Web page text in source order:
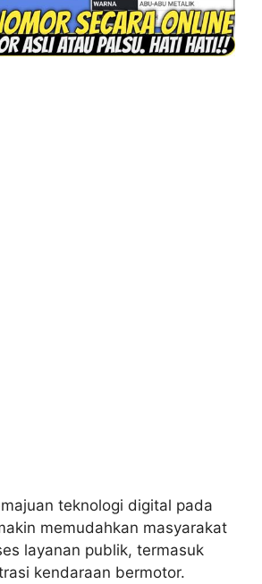
teknologi digital pada
memudahkan masyarakat
layanan publik, termasuk
kendaraan bermotor.